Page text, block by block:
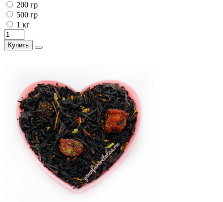
200 гр
500 гр
1 кг
Купить